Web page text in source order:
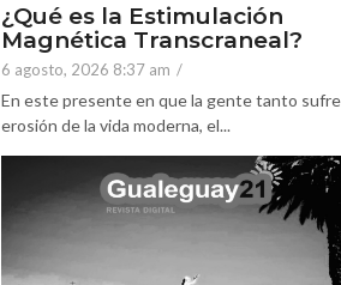
¿Qué es la Estimulación
Magnética Transcraneal?
6 agosto, 2026 8:37 am /
En este presente en que la gente tanto sufre
erosión de la vida moderna, el...